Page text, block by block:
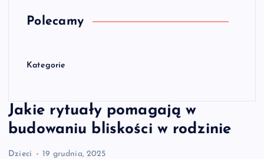
Polecamy
Kategorie
Jakie rytuały pomagają w
budowaniu bliskości w rodzinie
Dzieci 19 grudnia, 2025